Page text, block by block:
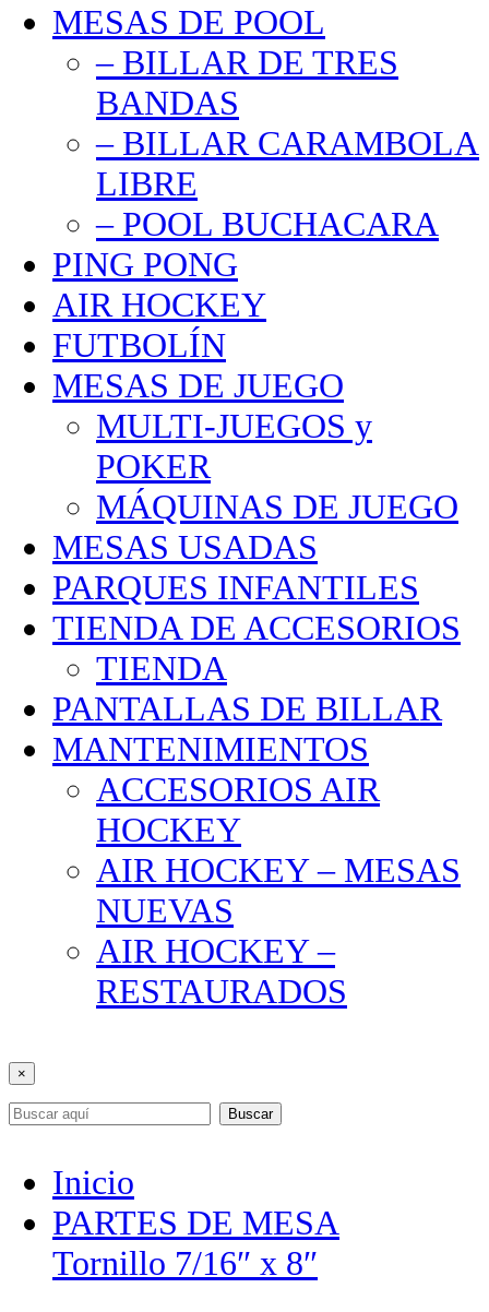
MESAS DE POOL
– BILLAR DE TRES
BANDAS
– BILLAR CARAMBOLA
LIBRE
– POOL BUCHACARA
PING PONG
AIR HOCKEY
FUTBOLÍN
MESAS DE JUEGO
MULTI-JUEGOS y
POKER
MÁQUINAS DE JUEGO
MESAS USADAS
PARQUES INFANTILES
TIENDA DE ACCESORIOS
TIENDA
PANTALLAS DE BILLAR
MANTENIMIENTOS
ACCESORIOS AIR
HOCKEY
AIR HOCKEY – MESAS
NUEVAS
AIR HOCKEY –
RESTAURADOS
×
Buscar
Inicio
PARTES DE MESA
Tornillo 7/16″ x 8″